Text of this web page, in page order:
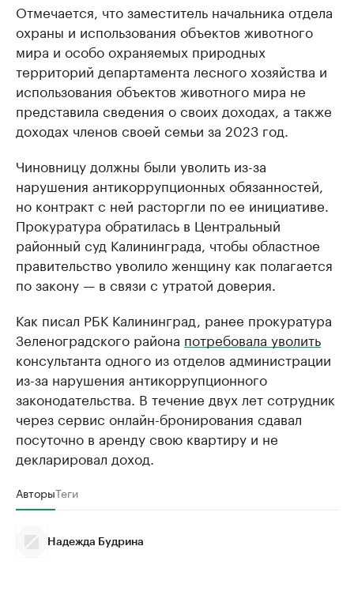
Отмечается, что заместитель начальника отдела
охраны и использования объектов животного
мира и особо охраняемых природных
территорий департамента лесного хозяйства и
использования объектов животного мира не
представила сведения о своих доходах, а также
доходах членов своей семьи за 2023 год.
Чиновницу должны были уволить из-за
нарушения антикоррупционных обязанностей,
но контракт с ней расторгли по ее инициативе.
Прокуратура обратилась в Центральный
районный суд Калининграда, чтобы областное
правительство уволило женщину как полагается
по закону — в связи с утратой доверия.
Как писал РБК Калининград, ранее прокуратура
Зеленоградского района потребовала уволить
консультанта одного из отделов администрации
из-за нарушения антикоррупционного
законодательства. В течение двух лет сотрудник
через сервис онлайн-бронирования сдавал
посуточно в аренду свою квартиру и не
декларировал доход.
АвторыТеги
Надежда Будрина